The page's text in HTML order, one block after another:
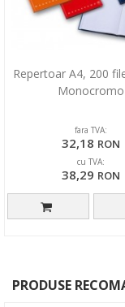
Repertoar A4, 200
Monocromo
fara TVA:
32,18 RON
cu TVA:
38,29 RON
PRODUSE